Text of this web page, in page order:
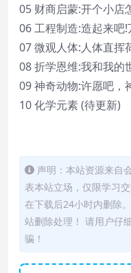
05 财商启蒙:开个小店
06 工程制造:造起来吧!
07 微观人体:人体直挥
08 折学恩维:我和我的
09 神奇动物:许愿吧，
10 化学元素 (待更新)
声明：本站资源来自
表本站立场，仅限学习
在下载后24小时内删除
站删除处理！ 请用户仔
骗！